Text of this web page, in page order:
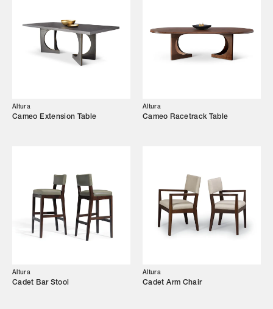
Altura
Cameo Extension Table
Altura
Cameo Racetrack Table
Altura
Cadet Bar Stool
Altura
Cadet Arm Chair